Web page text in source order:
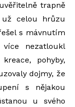
trapně
celou hrůzu
s mávnutím
nezatloukl
pohyby,
dojmy, že
s nějakou
u svého